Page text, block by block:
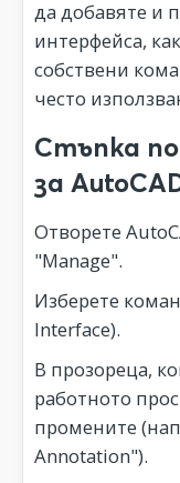
да добавяте и
интерфейса,
собствени
често
Стъпка
за
Отворете
"Manage".
Изберете
Interface).
В прозореца,
работното
промените
Annotation").